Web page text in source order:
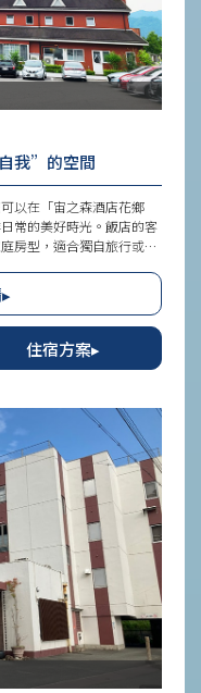
我”的空間
以在「宙之森酒店花鄉
常的美好時光。飯店的客
房型，適合獨自旅行或家
然的融合感。
住宿方案▸